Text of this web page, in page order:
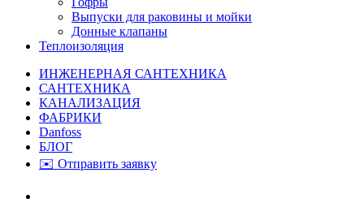
Выпуски для раковины и мойки
Донные клапаны
Теплоизоляция
ИНЖЕНЕРНАЯ САНТЕХНИКА
САНТЕХНИКА
КАНАЛИЗАЦИЯ
ФАБРИКИ
Danfoss
БЛОГ
✉️ Отправить заявку